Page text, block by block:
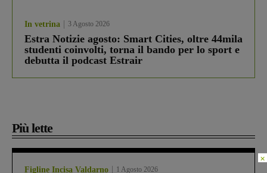
In vetrina 3 Agosto 2026
Estra Notizie agosto: Smart Cities, oltre 44mila
studenti coinvolti, torna il bando per lo sport e
debutta il podcast Estrair
Più lette
Figline Incisa Valdarno 1 Agosto 2026
×